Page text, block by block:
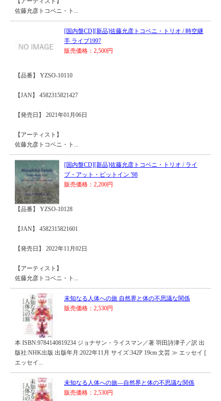
佐藤允彦トコベニ・ト...
[国内盤CD][新品]佐藤允彦トコベニ・トリオ / 時空継
手 ライブ1997
販売価格：2,500円
【品番】 YZSO-10110
【JAN】 4582315821427
【発売日】 2021年01月06日
【アーティスト】
佐藤允彦トコベニ・ト...
[国内盤CD][新品]佐藤允彦トコベニ・トリオ / ライ
ブ・アット・ピットイン '98
販売価格：2,200円
【品番】 YZSO-10128
【JAN】 4582315821601
【発売日】 2022年11月02日
【アーティスト】
佐藤允彦トコベニ・ト...
未知なる人体への旅 自然界と体の不思議な関係
販売価格：2,530円
本 ISBN:9784140819234 ジョナサン・ライスマン／著 羽田詩津子／訳 出
版社:NHK出版 出版年月:2022年11月 サイズ:342P 19cm 文芸 ≫ エッセイ [
エッセイ...
未知なる人体への旅―自然界と体の不思議な関係
販売価格：2,530円